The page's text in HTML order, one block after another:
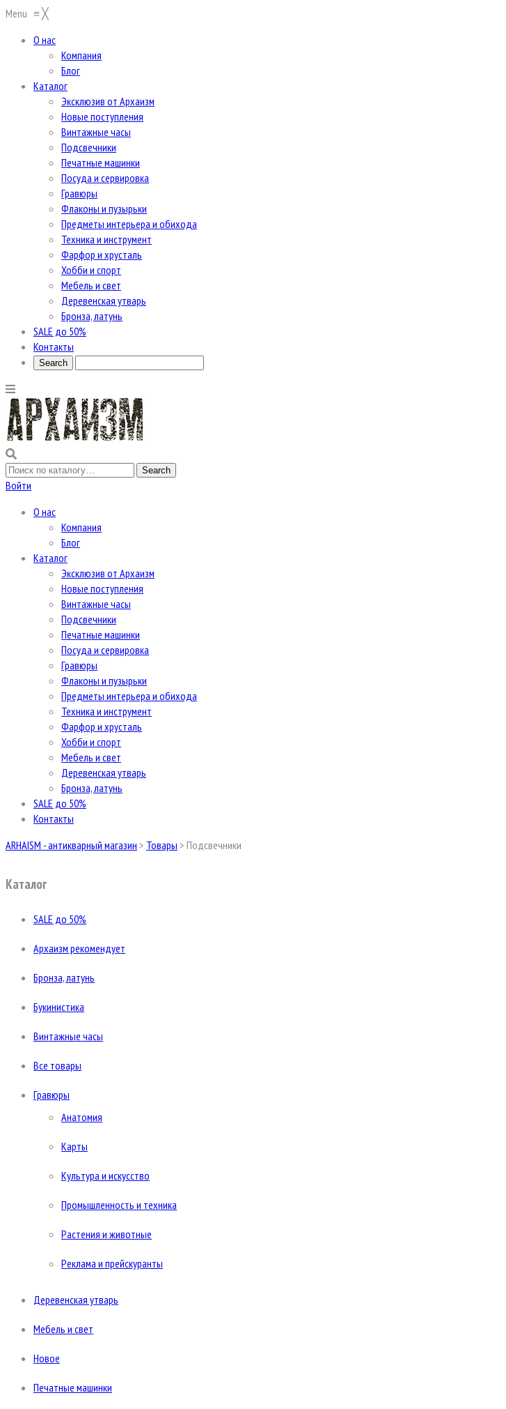
Menu ≡╳
О нас
Компания
Блог
Каталог
Эксклюзив от Архаизм
Новые поступления
Винтажные часы
Подсвечники
Печатные машинки
Посуда и сервировка
Гравюры
Флаконы и пузырьки
Предметы интерьера и обихода
Техника и инструмент
Фарфор и хрусталь
Хобби и спорт
Мебель и свет
Деревенская утварь
Бронза, латунь
SALE до 50%
Контакты
Войти
О нас
Компания
Блог
Каталог
Эксклюзив от Архаизм
Новые поступления
Винтажные часы
Подсвечники
Печатные машинки
Посуда и сервировка
Гравюры
Флаконы и пузырьки
Предметы интерьера и обихода
Техника и инструмент
Фарфор и хрусталь
Хобби и спорт
Мебель и свет
Деревенская утварь
Бронза, латунь
SALE до 50%
Контакты
ARHAISM - антикварный магазин > Товары > Подсвечники
Каталог
SALE до 50%
Архаизм рекомендует
Бронза, латунь
Букинистика
Винтажные часы
Все товары
Гравюры
Анатомия
Карты
Культура и искусство
Промышленность и техника
Растения и животные
Реклама и прейскуранты
Деревенская утварь
Мебель и свет
Новое
Печатные машинки